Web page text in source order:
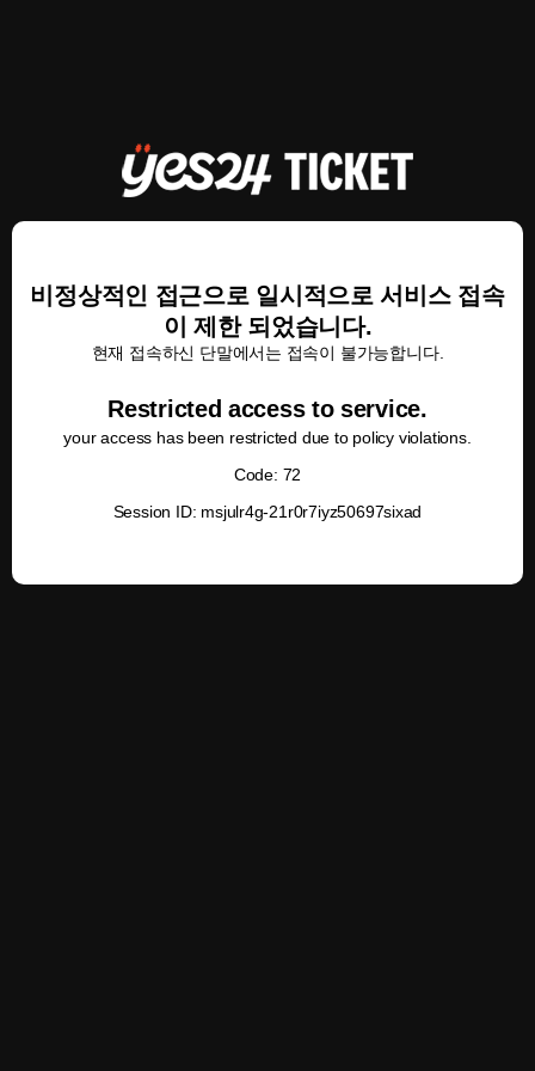
비정상적인 접근으로 일시적으로 서비스 접속
이 제한 되었습니다.
현재 접속하신 단말에서는 접속이 불가능합니다.
Restricted access to service.
your access has been restricted due to policy violations.
Code: 72
Session ID: msjulr4g-21r0r7iyz50697sixad